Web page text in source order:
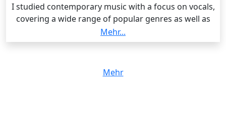
I studied contemporary music with a focus on vocals,
covering a wide range of popular genres as well as
classical foundations. My training included
performance, music theory, and the business of
artist management. This comprehensive education
allows me to teach with a holistic approach,
Mehr...
Mehr